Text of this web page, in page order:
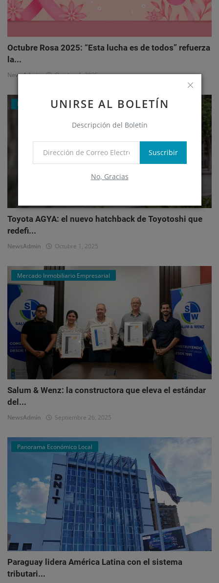
UNIRSE AL BOLETÍN
Descripción del Boletín
Suscribir
No, Gracias
Octubre Rosa 2025: “Esta lucha es de todos” refuerza
la...
NewsAdmin Octubre 1, 2025
Eventos
Toyota AGYA: el nuevo hatchback de Toyotoshi que
redefi...
NewsAdmin Octubre 1, 2025
Mercado Inmobiliario Empresarial
Salum & Wenz: la constructora que eleva el estándar
del...
NewsAdmin Septiembre 26, 2025
Panorama Económico Local
Paraguay lidera América Latina con el sistema
tributari...